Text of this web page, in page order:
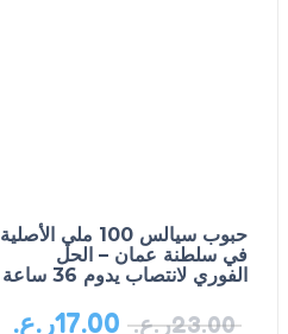
حبوب سيالس 100 ملي الأصلية
في سلطنة عمان – الحل
الفوري لانتصاب يدوم 36 ساعة
23.00ر.ع. 17.00ر.ع.